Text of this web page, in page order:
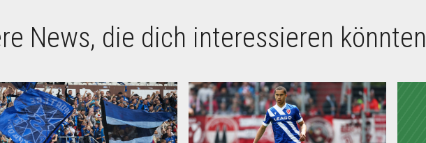
News, die dich interessieren könnten